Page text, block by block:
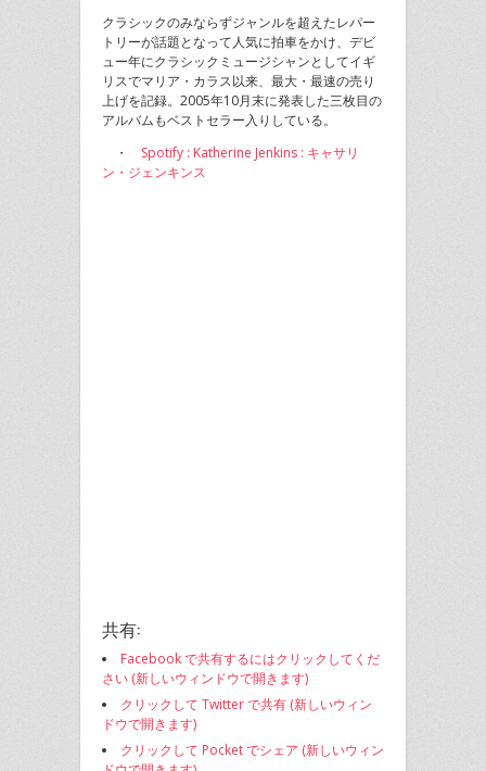
クラシックのみならずジャンルを超えたレパー
トリーが話題となって人気に拍車をかけ、デビ
ュー年にクラシックミュージシャンとしてイギ
リスでマリア・カラス以来、最大・最速の売り
上げを記録。2005年10月末に発表した三枚目の
アルバムもベストセラー入りしている。
・ Spotify : Katherine Jenkins : キャサリ
ン・ジェンキンス
共有:
Facebook で共有するにはクリックしてくだ
さい (新しいウィンドウで開きます)
クリックして Twitter で共有 (新しいウィン
ドウで開きます)
クリックして Pocket でシェア (新しいウィン